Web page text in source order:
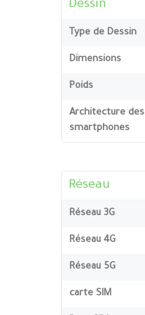
Dessin
Type de Dessin
Dimensions
Poids
Architecture des
smartphones
Réseau
Réseau 3G
Réseau 4G
Réseau 5G
carte SIM